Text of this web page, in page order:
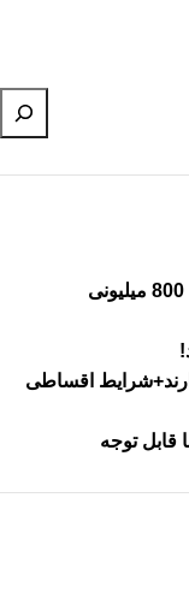
نگاهی اجمالی به گلکسی زد تری فولد, موبایل 800 میلیونی
اقساطی